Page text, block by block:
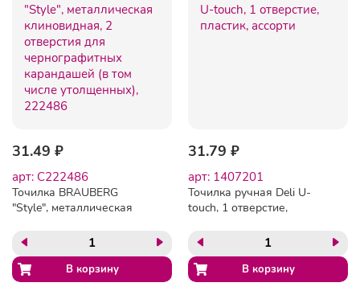
31.49 ₽
арт: C222486
Точилка BRAUBERG
"Style", металлическая
для чернографитных
карандашей (в том числе
утолщенных), 222486
31.79 ₽
арт: 1407201
Точилка ручная Deli U-
touch, 1 отверстие,